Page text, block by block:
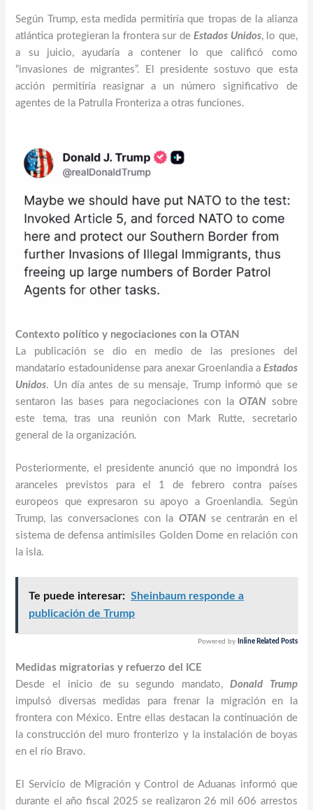
Según Trump, esta medida permitiría que tropas de la alianza
atlántica protegieran la frontera sur deEstados Unidos, lo que,
a su juicio, ayudaría a contener lo que calificó como
“invasiones de migrantes”. El presidente sostuvo que esta
acción permitiría reasignar a un número significativo de
agentes de la Patrulla Fronteriza a otras funciones.
Contexto político y negociaciones con la OTAN
La publicación se dio en medio de las presiones del
mandatario estadounidense para anexar Groenlandia a Estados
Unidos. Un día antes de su mensaje, Trump informó que se
sentaron las bases para negociaciones con laOTAN sobre
este tema, tras una reunión con Mark Rutte, secretario
general de la organización.
Posteriormente, el presidente anunció que no impondrá los
aranceles previstos para el 1 de febrero contra países
europeos que expresaron su apoyo a Groenlandia. Según
Trump, las conversaciones con la OTANse centrarán en el
sistema de defensa antimisiles Golden Dome en relación con
la isla.
Te puede interesar: Sheinbaum responde a
publicación de Trump
Powered by Inline Related Posts
Medidas migratorias y refuerzo del ICE
Desde el inicio de su segundo mandato,Donald Trump
impulsó diversas medidas para frenar la migración en la
frontera con México. Entre ellas destacan la continuación de
la construcción del muro fronterizo y la instalación de boyas
en el río Bravo.
El Servicio de Migración y Control de Aduanas informó que
durante el año fiscal 2025 se realizaron 26 mil 606 arrestos